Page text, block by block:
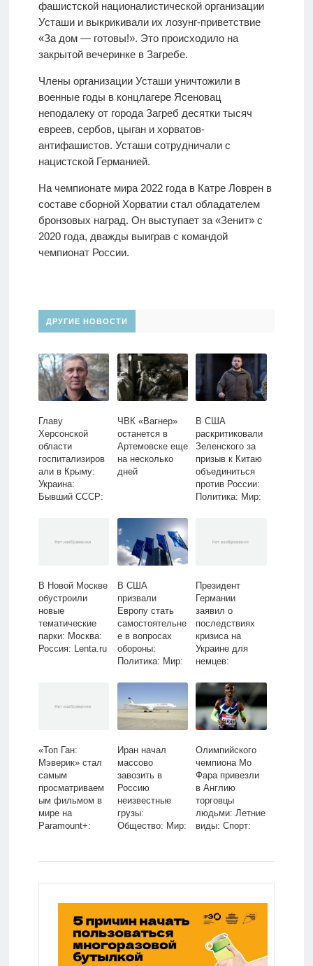
фашистской националистической организации
Усташи и выкрикивали их лозунг-приветствие
«За дом — готовы!». Это происходило на
закрытой вечеринке в Загребе.
Члены организации Усташи уничтожили в
военные годы в концлагере Ясеновац
неподалеку от города Загреб десятки тысяч
евреев, сербов, цыган и хорватов-
антифашистов. Усташи сотрудничали с
нацистской Германией.
На чемпионате мира 2022 года в Катре Ловрен в
составе сборной Хорватии стал обладателем
бронзовых наград. Он выступает за «Зенит» с
2020 года, дважды выиграв с командой
чемпионат России.
ДРУГИЕ НОВОСТИ
Главу
Херсонской
области
госпитализиров
али в Крыму:
Украина:
Бывший СССР:
ЧВК «Вагнер»
останется в
Артемовске еще
на несколько
дней
В США
раскритиковали
Зеленского за
призыв к Китаю
объединиться
против России:
Политика: Мир:
В Новой Москве
обустроили
новые
тематические
парки: Москва:
Россия: Lenta.ru
В США
призвали
Европу стать
самостоятельне
е в вопросах
обороны:
Политика: Мир:
Президент
Германии
заявил о
последствиях
кризиса на
Украине для
немцев:
Lenta.ru
«Топ Ган:
Мэверик» стал
самым
просматриваем
ым фильмом в
мире на
Paramount+:
Иран начал
массово
завозить в
Россию
неизвестные
грузы:
Общество: Мир:
Олимпийского
чемпиона Мо
Фара привезли
в Англию
торговцы
людьми: Летние
виды: Спорт: